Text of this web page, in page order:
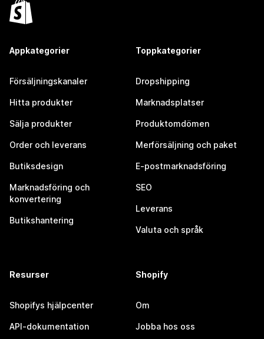
Appkategorier
Försäljningskanaler
Hitta produkter
Sälja produkter
Order och leverans
Butiksdesign
Marknadsföring och
konvertering
Butikshantering
Toppkategorier
Dropshipping
Marknadsplatser
Produktomdömen
Merförsäljning och paket
E-postmarknadsföring
SEO
Leverans
Valuta och språk
Resurser
Shopifys hjälpcenter
API-dokumentation
Shopify
Om
Jobba hos oss